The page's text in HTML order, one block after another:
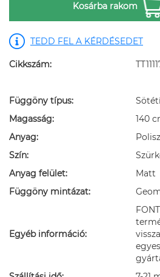
Kosárba rakom
TEDD FEL A KÉRDÉSEDET
Cikkszám:
Függöny típus:
Magasság:
140
Anyag:
Szín:
Anyag felület:
Matt
Függöny mintázat:
Egyéb információ: